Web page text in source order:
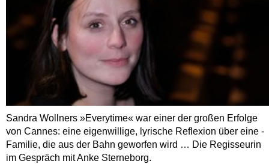
Sandra Wollners »Everytime« war einer der großen Erfolge
von Cannes: eine eigenwillige, lyrische Reflexion über eine ­
Familie, die aus der Bahn geworfen wird … Die Regisseurin
im Gespräch mit Anke Sterneborg.